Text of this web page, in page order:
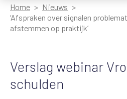
Home
Nieuws
‘Afspraken over signalen
afstemmen op praktijk’
Verslag webinar
schulden